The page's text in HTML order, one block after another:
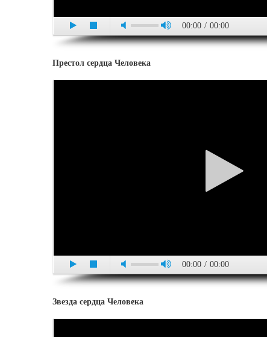
00:00 / 00:00
Престол сердца Человека
00:00 / 00:00
Звезда сердца Человека